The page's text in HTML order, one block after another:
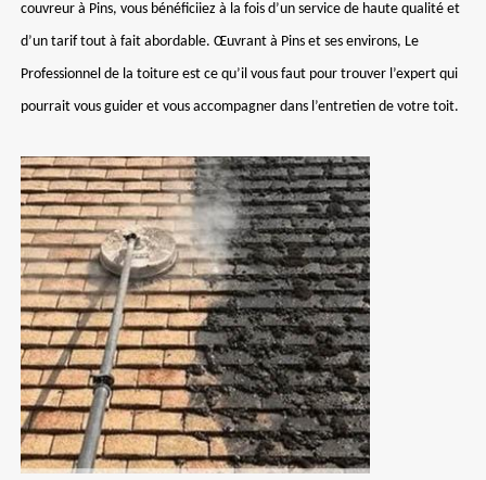
couvreur à Pins, vous bénéficiiez à la fois d’un service de haute qualité et
d’un tarif tout à fait abordable. Œuvrant à Pins et ses environs, Le
Professionnel de la toiture est ce qu’il vous faut pour trouver l’expert qui
pourrait vous guider et vous accompagner dans l’entretien de votre toit.